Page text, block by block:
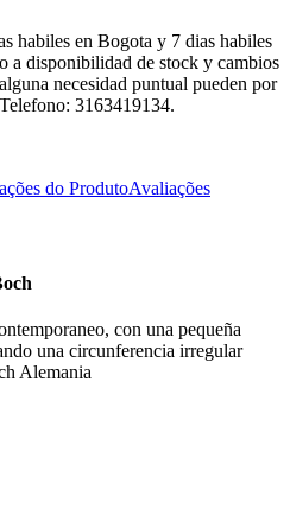
habiles en Bogota y 7 dias habiles
a disponibilidad de stock y cambios
necesidad puntual pueden por
3163419134.
do ProdutoAvaliações
con una pequeña
una circunferencia irregular
Alemania